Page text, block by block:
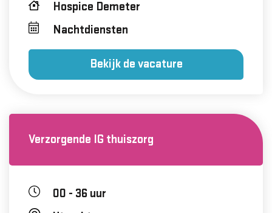
Hospice Demeter
Nachtdiensten
Bekijk de vacature
Verzorgende IG thuiszorg
00 - 36 uur